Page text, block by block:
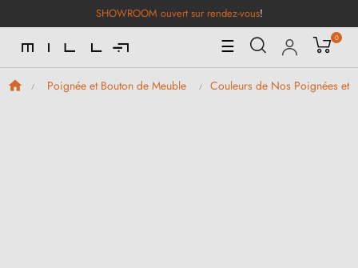
SHOWROOM ouvert sur rendez-vous!
Basculer
la
navigation
☰ 0
Poignée et Bouton de Meuble Couleurs de Nos Poignées et